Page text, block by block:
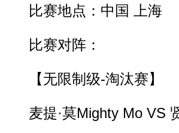
比赛地点：中国 上海
比赛对阵：
【无限制级-淘汰赛】
麦提·莫Mighty Mo VS